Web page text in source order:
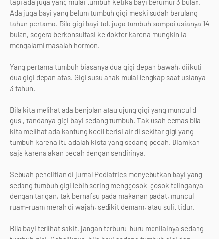
tapi ada juga yang mulai tumbuh ketika bayi berumur 3 bulan.
Ada juga bayi yang belum tumbuh gigi meski sudah berulang
tahun pertama. Bila gigi bayi tak juga tumbuh sampai usianya 14
bulan, segera berkonsultasi ke dokter karena mungkin ia
mengalami masalah hormon.
Yang pertama tumbuh biasanya dua gigi depan bawah, diikuti
dua gigi depan atas. Gigi susu anak mulai lengkap saat usianya
3 tahun.
Bila kita melihat ada benjolan atau ujung gigi yang muncul di
gusi, tandanya gigi bayi sedang tumbuh. Tak usah cemas bila
kita melihat ada kantung kecil berisi air di sekitar gigi yang
tumbuh karena itu adalah kista yang sedang pecah. Diamkan
saja karena akan pecah dengan sendirinya.
Sebuah penelitian di jurnal Pediatrics menyebutkan bayi yang
sedang tumbuh gigi lebih sering menggosok-gosok telinganya
dengan tangan, tak bernafsu pada makanan padat, muncul
ruam-ruam merah di wajah, sedikit demam, atau sulit tidur.
Bila bayi terlihat sakit, jangan terburu-buru menilainya sedang